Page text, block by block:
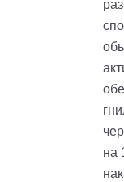
на